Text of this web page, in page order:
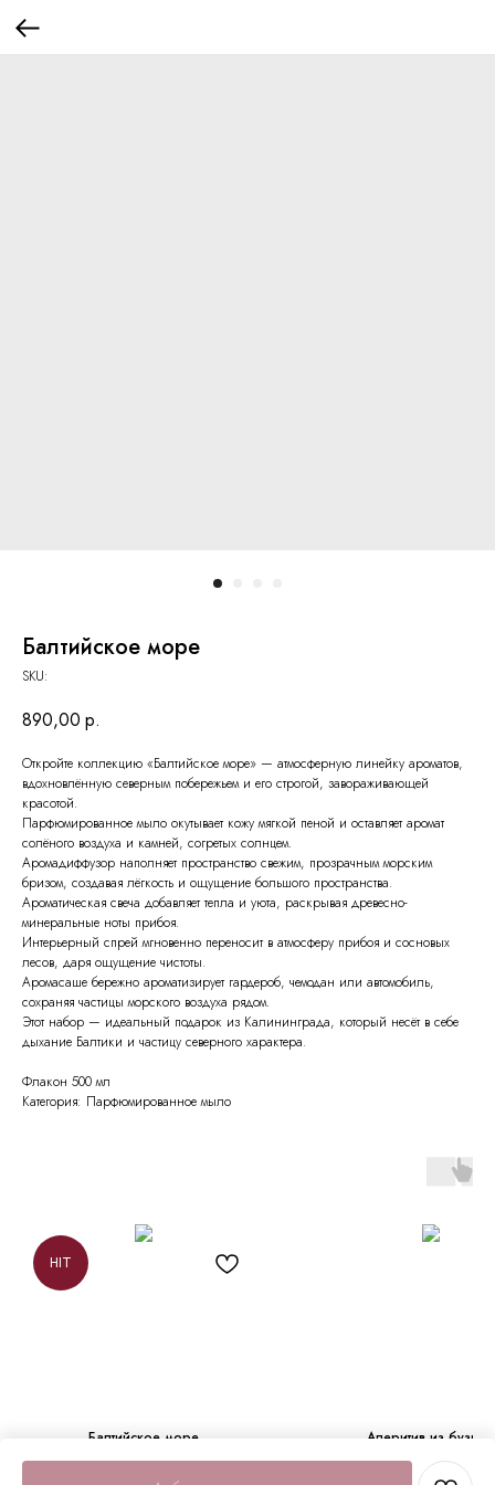
Балтийское море
SKU:
890,00 р.
Откройте коллекцию «Балтийское море» — атмосферную линейку ароматов,
вдохновлённую северным побережьем и его строгой, завораживающей
красотой.
Парфюмированное мыло окутывает кожу мягкой пеной и оставляет аромат
солёного воздуха и камней, согретых солнцем.
Аромадиффузор наполняет пространство свежим, прозрачным морским
бризом, создавая лёгкость и ощущение большого пространства.
Ароматическая свеча добавляет тепла и уюта, раскрывая древесно-
минеральные ноты прибоя.
Интерьерный спрей мгновенно переносит в атмосферу прибоя и сосновых
лесов, даря ощущение чистоты.
Аромасаше бережно ароматизирует гардероб, чемодан или автомобиль,
сохраняя частицы морского воздуха рядом.
Этот набор — идеальный подарок из Калининграда, который несёт в себе
дыхание Балтики и частицу северного характера.
Флакон 500 мл
Категория: Парфюмированное мыло
HIT
Балтийское море
свеча
Аперитив из бузины
бокс